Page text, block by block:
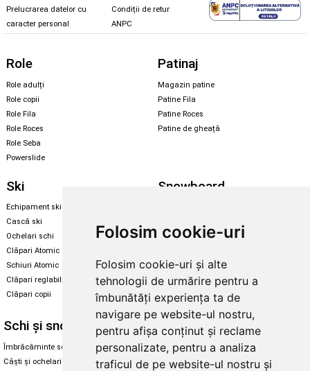
Folosim cookie-uri
Folosim cookie-uri și alte
tehnologii de urmărire pentru a
îmbunătăți experiența ta de
navigare pe website-ul nostru,
pentru afișa conținut și reclame
personalizate, pentru a analiza
traficul de pe website-ul nostru și
Prelucrarea datelor cu
caracter personal
Condiții de retur
ANPC
Role
Role adulți
Role copii
Role Fila
Role Roces
Role Seba
Powerslide
Patinaj
Magazin patine
Patine Fila
Patine Roces
Patine de gheață
Ski
Echipament ski
Cască ski
Ochelari schi
Clăpari Atomic
Schiuri Atomic
Clăpari reglabili
Clăpari copii
Snowboard
Legături Rome SDS
Skate & longboard
Santa Cruz
Enuff Skateboards
Schi și snowboard
Îmbrăcăminte schi și snowboard
Căști și ochelari de iarnă
Diverse
Cum aleg rolele
Cum aleg ochelarii